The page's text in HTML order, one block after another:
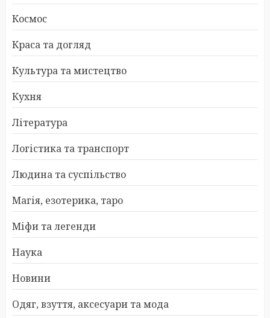
Космос
Краса та догляд
Культура та мистецтво
Кухня
Література
Логістика та транспорт
Людина та суспільство
Магія, езотерика, таро
Міфи та легенди
Наука
Новини
Одяг, взуття, аксесуари та мода